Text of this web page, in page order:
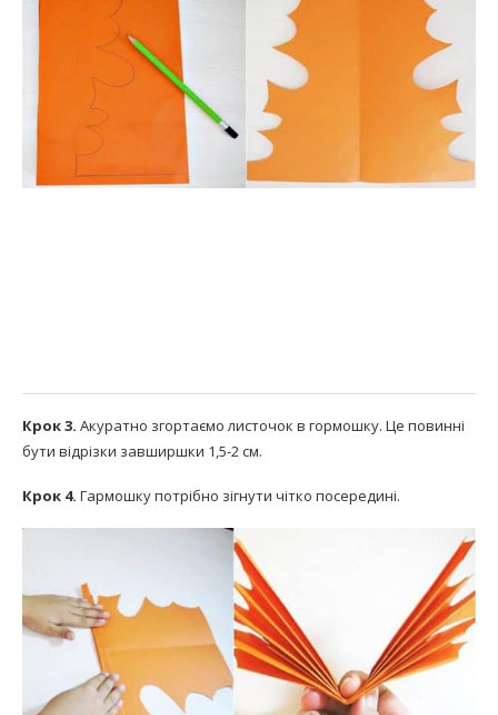
Крок 3. Акуратно згортаємо листочок в гормошку. Це повинні
бути відрізки завширшки 1,5-2 см.
Крок 4. Гармошку потрібно зігнути чітко посередині.